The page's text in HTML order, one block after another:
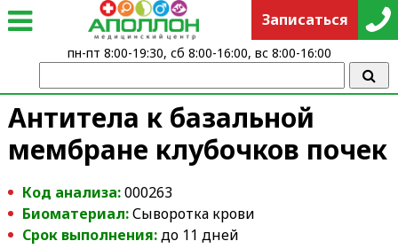
Антитела к базальной
мембране клубочков почек
Код анализа:000263
Биоматериал:Сыворотка крови
Срок выполнения:до 11 дней
Записаться
пн-пт 8:00-19:30, сб 8:00-16:00, вс 8:00-16:00